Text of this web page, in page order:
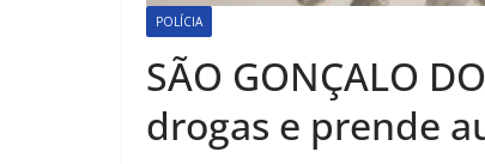
POLÍCIA
SÃO GONÇALO
drogas e prende